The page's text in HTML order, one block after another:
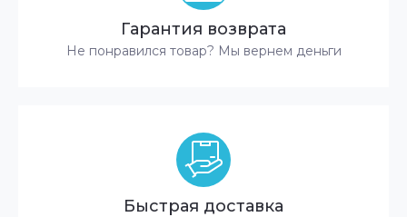
Гарантия возврата
Не понравился товар? Мы вернем деньги
Быстрая доставка